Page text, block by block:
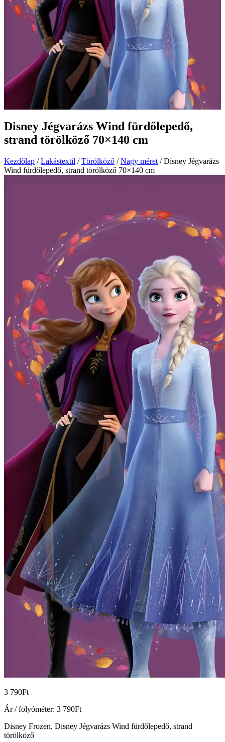
Disney Jégvarázs Wind fürdőlepedő,
strand törölköző 70×140 cm
Kezdőlap /Lakástextil /Törölköző /Nagy méret / Disney Jégvarázs
Wind fürdőlepedő, strand törölköző 70×140 cm
3 790Ft
Ár / folyóméter: 3 790Ft
Disney Frozen, Disney Jégvarázs Wind fürdőlepedő, strand
törölköző